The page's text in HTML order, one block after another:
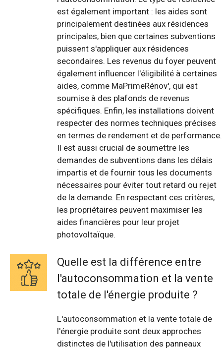
est également important : les aides sont
principalement destinées aux résidences
principales, bien que certaines subventions
puissent s'appliquer aux résidences
secondaires. Les revenus du foyer peuvent
également influencer l'éligibilité à certaines
aides, comme MaPrimeRénov', qui est
soumise à des plafonds de revenus
spécifiques. Enfin, les installations doivent
respecter des normes techniques précises
en termes de rendement et de performance.
Il est aussi crucial de soumettre les
demandes de subventions dans les délais
impartis et de fournir tous les documents
nécessaires pour éviter tout retard ou rejet
de la demande. En respectant ces critères,
les propriétaires peuvent maximiser les
aides financières pour leur projet
photovoltaïque.
Quelle est la différence entre
l'autoconsommation et la vente
totale de l'énergie produite ?
L'autoconsommation et la vente totale de
l'énergie produite sont deux approches
distinctes de l'utilisation des panneaux